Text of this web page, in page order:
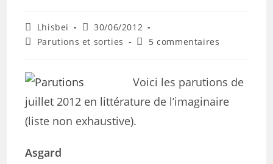
Lhisbei
30/06/2012
Parutions et sorties
5 commentaires
Voici les parutions de
juillet 2012 en littérature de l’imaginaire
(liste non exhaustive).
Asgard